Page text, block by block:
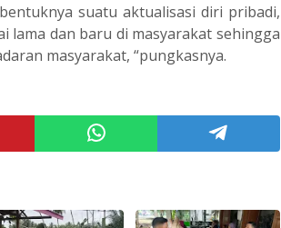
suatu aktualisasi diri pribadi,
lama dan baru di masyarakat sehingga
masyarakat, “pungkasnya.